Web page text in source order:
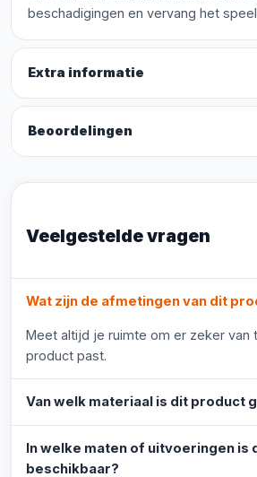
beschadigingen en vervang het
Extra informatie
Beoordelingen
Veelgestelde vragen
Wat zijn de afmetingen van dit
Meet altijd je ruimte om er zeker van
product past.
Van welk materiaal is dit product
In welke maten of uitvoeringen is
beschikbaar?